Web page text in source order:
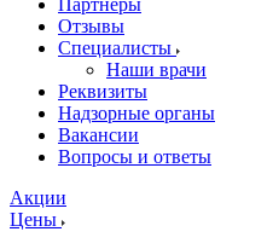
Партнеры
Отзывы
Специалисты
Наши врачи
Реквизиты
Надзорные органы
Вакансии
Вопросы и ответы
Акции
Цены